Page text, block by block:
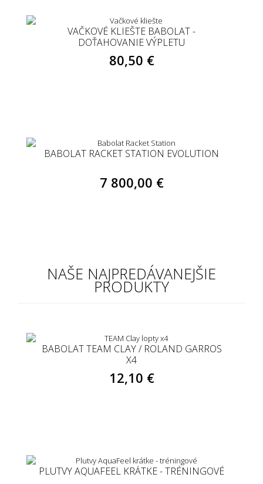
VAČKOVÉ KLIEŠTE BABOLAT -
DOŤAHOVANIE VÝPLETU
80,50 €
BABOLAT RACKET STATION EVOLUTION
7 800,00 €
NAŠE NAJPREDÁVANEJŠIE
PRODUKTY
BABOLAT TEAM CLAY / ROLAND GARROS
X4
12,10 €
PLUTVY AQUAFEEL KRÁTKE - TRÉNINGOVÉ